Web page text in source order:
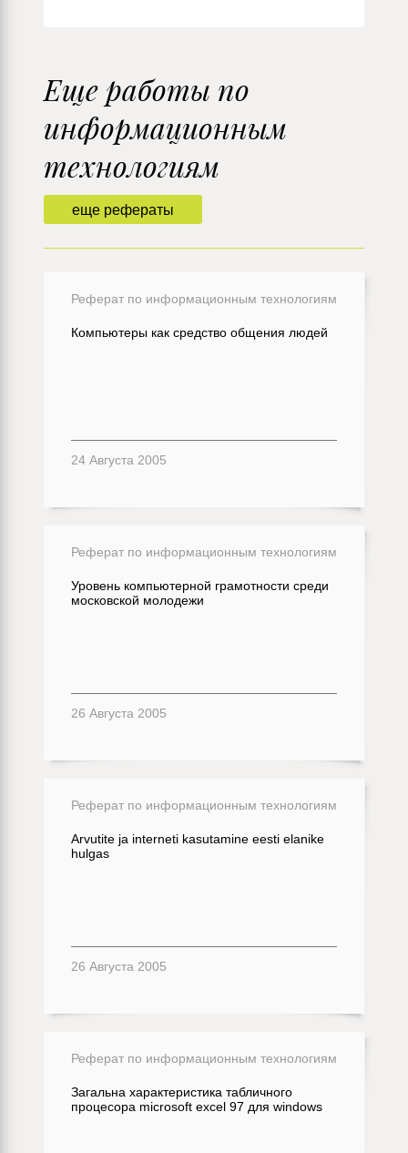
еще рефераты
Еще работы по
информационным
технологиям
Реферат по информационным технологиям
Компьютеры как средство общения людей
24 Августа 2005
Реферат по информационным технологиям
Уровень компьютерной грамотности среди
московской молодежи
26 Августа 2005
Реферат по информационным технологиям
Arvutite ja interneti kasutamine eesti elanike
hulgas
26 Августа 2005
Реферат по информационным технологиям
Загальна характеристика табличного
процесора microsoft excel 97 для windows